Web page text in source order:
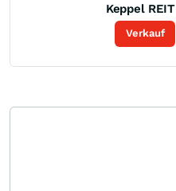
Keppel REIT
Verkauf